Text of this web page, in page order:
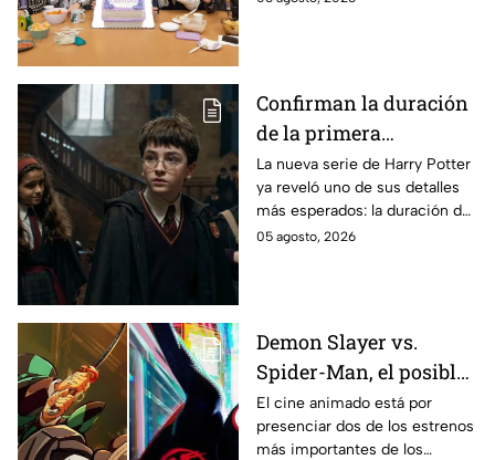
Confirman la duración
de la primera
temporada de Harry
Potter y emocionará a
los fans de los libros
La nueva serie de Harry Potter
ya reveló uno de sus detalles
más esperados: la duración de
la primera temporada basada
05 agosto, 2026
Demon Slayer vs.
Spider-Man, el posible
gran enfrentamiento
en taquilla del 2027
El cine animado está por
presenciar dos de los estrenos
más importantes de los